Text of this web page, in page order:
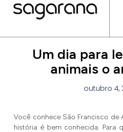
Um dia para
animais o
outubro 4,
Você conhece São Francisco de
história é bem conhecida. Para